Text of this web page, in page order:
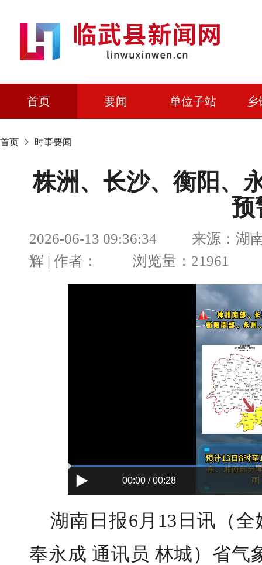
首页 要闻 单位子站
首页 时事要闻
株洲、长沙、衡阳、
预
2026-06-13 09:36:34 来源：湖南
辉 | 作者： 浏览量：21961
00:00 / 00:28
湖南日报6月13日讯（
奉永成 通讯员 林城）省气